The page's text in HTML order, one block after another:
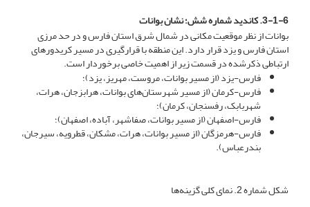
3-1-6. کاندید شماره شش؛ نشان بوانات
بوانات از نظر موقعیت مکانی در شمال شرق استان فارس و در حد مرزی
استان فارس و یزد قرار دارد. این منطقه با قرارگیری در مسیر کریدورهای
ارتباطی ذکرشده در قسمت زیر از اهمیت خاصی برخوردار است.
فارس-یزد (از مسیر بوانات، مروست، مهریز، یزد)؛
فارس-کرمان (از مسیر شهرستان‌های بوانات، هرابزجان، هرات،
شهربابک، رفسنجان، کرمان)؛
فارس-اصفهان (از مسیر بوانات، صفاشهر، آباده، اصفهان)؛
فارس-هرمزگان (از مسیر بوانات، هرات، مشکان، قطرویه، سیرجان،
بندرعباس).
شکل شماره 2. نمای کلی گزینه‌ها